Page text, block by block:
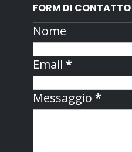
FORM DI CONTATTO
Nome
Email*
Messaggio*